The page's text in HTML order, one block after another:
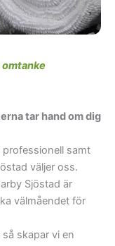
utmed
Allé,
Kajgatan,
omtanke
tar hand om dig
professionell samt
väljer oss.
Sjöstad är
välmåendet för
skapar vi en